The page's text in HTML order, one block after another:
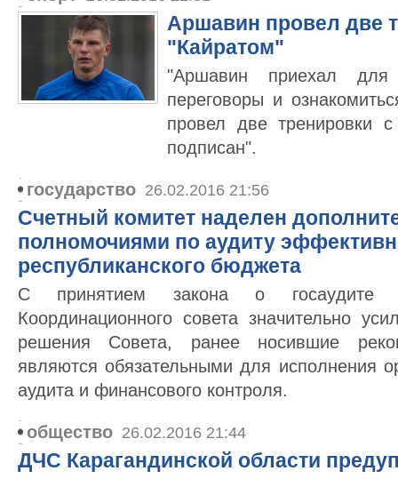
Аршавин провел две
"Кайратом"
"Аршавин приехал для
переговоры и
провел две тренировки
подписан".
государство 26.02.2016 21:56
Счетный комитет наделен
полномочиями по аудиту
республиканского бюджета
С принятием закона о госаудите
Координационного совета значительно
решения Совета, ранее носившие
являются обязательными для исполнения
аудита и финансового контроля.
общество 26.02.2016 21:44
ДЧС Карагандинской области